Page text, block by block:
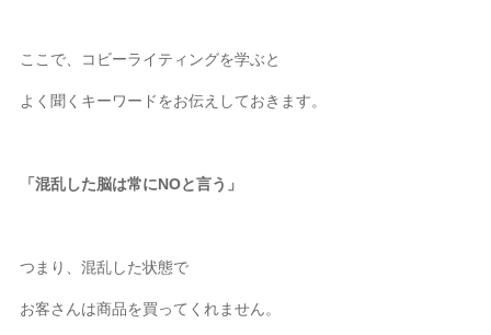
ここで、コビーライティングを学ぶと
よく聞くキーワードをお伝えしておきます。
「混乱した脳は常にNOと言う」
つまり、混乱した状態で
お客さんは商品を買ってくれません。